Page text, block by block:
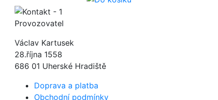
Provozovatel
Václav Kartusek
28.října 1558
686 01 Uherské Hradiště
Doprava a platba
Obchodní podmínky